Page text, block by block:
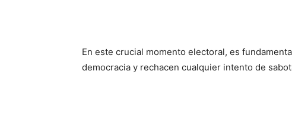
En este crucial momento electoral, es
democracia y rechacen cualquier intento de